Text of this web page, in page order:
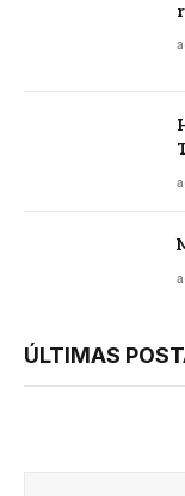
ÚLTIMAS